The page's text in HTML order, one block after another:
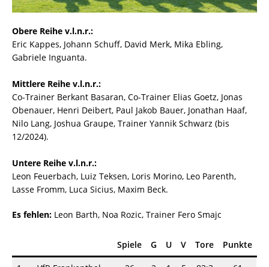
Obere Reihe v.l.n.r.:
Eric Kappes, Johann Schuff, David Merk, Mika Ebling,
Gabriele Inguanta.
Mittlere Reihe v.l.n.r.:
Co-Trainer Berkant Basaran, Co-Trainer Elias Goetz, Jonas
Obenauer, Henri Deibert, Paul Jakob Bauer, Jonathan Haaf,
Nilo Lang, Joshua Graupe, Trainer Yannik Schwarz (bis
12/2024).
Untere Reihe v.l.n.r.:
Leon Feuerbach, Luiz Teksen, Loris Morino, Leo Parenth,
Lasse Fromm, Luca Sicius, Maxim Beck.
Es fehlen: Leon Barth, Noa Rozic, Trainer Fero Smajc
Spiele G U V Tore Punkte